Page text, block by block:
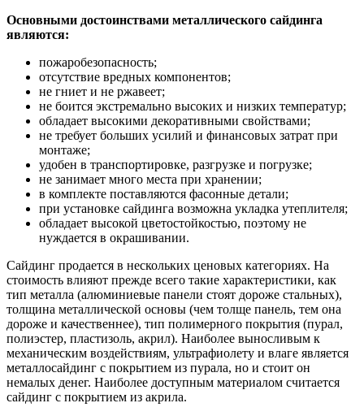
Основными достоинствами металлического сайдинга
являются:
пожаробезопасность;
отсутствие вредных компонентов;
не гниет и не ржавеет;
не боится экстремально высоких и низких температур;
обладает высокими декоративными свойствами;
не требует больших усилий и финансовых затрат при
монтаже;
удобен в транспортировке, разгрузке и погрузке;
не занимает много места при хранении;
в комплекте поставляются фасонные детали;
при установке сайдинга возможна укладка утеплителя;
обладает высокой цветостойкостью, поэтому не
нуждается в окрашивании.
Сайдинг продается в нескольких ценовых категориях. На
стоимость влияют прежде всего такие характеристики, как
тип металла (алюминиевые панели стоят дороже стальных),
толщина металлической основы (чем толще панель, тем она
дороже и качественнее), тип полимерного покрытия (пурал,
полиэстер, пластизоль, акрил). Наиболее выносливым к
механическим воздействиям, ультрафиолету и влаге является
металлосайдинг с покрытием из пурала, но и стоит он
немалых денег. Наиболее доступным материалом считается
сайдинг с покрытием из акрила.